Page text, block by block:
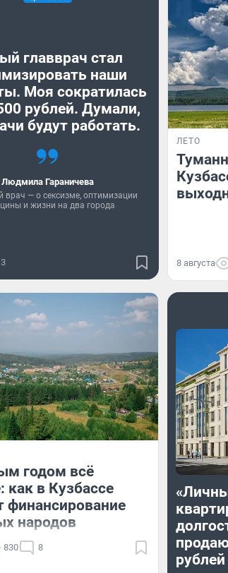
главврач стал
наши
Моя сократилась
рублей. Думали,
будут работать.
Людмила Гараничева
врач — о сексизме, оптимизации
и жизни на два города
ЛЕТО
8 августа
годом всё
как в Кузбассе
финансирование
народов
830 8
рублей